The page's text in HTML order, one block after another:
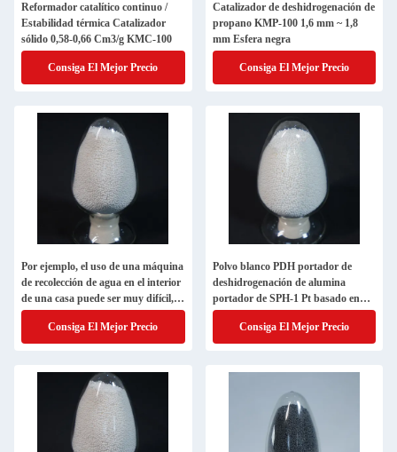
Reformador catalítico continuo /
Estabilidad térmica Catalizador
sólido 0,58-0,66 Cm3/g KMC-100
Consiga El Mejor Precio
Catalizador de deshidrogenación de
propano KMP-100 1,6 mm ~ 1,8
mm Esfera negra
Consiga El Mejor Precio
Por ejemplo, el uso de una máquina
de recolección de agua en el interior
de una casa puede ser muy difícil,
ya que el uso de una máquina de
recolección de agua en el interior de
una casa es difícil.
Consiga El Mejor Precio
Polvo blanco PDH portador de
deshidrogenación de alumina
portador de SPH-1 Pt basado en
catalizador
Consiga El Mejor Precio